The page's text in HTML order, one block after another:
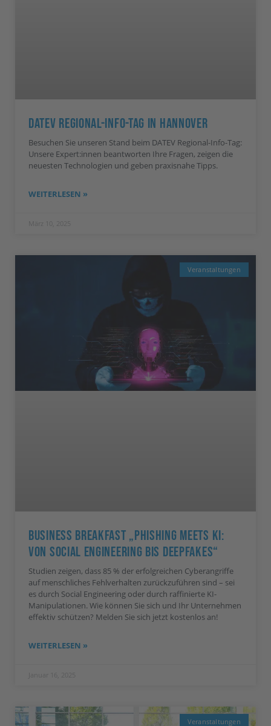
DATEV Regional-Info-Tag In Hannover
Besuchen Sie unseren Stand beim DATEV Regional-Info-Tag:
Unsere Expert:innen beantworten Ihre Fragen, zeigen die
neuesten Technologien und geben praxisnahe Tipps.
WEITERLESEN »
März 10, 2025
Veranstaltungen
Business Breakfast „Phishing Meets KI:
Von Social Engineering Bis Deepfakes“
Studien zeigen, dass 85 % der erfolgreichen Cyberangriffe
auf menschliches Fehlverhalten zurückzuführen sind – sei
es durch Social Engineering oder durch raffinierte KI-
Manipulationen. Wie können Sie sich und Ihr Unternehmen
effektiv schützen? Melden Sie sich jetzt kostenlos an!
WEITERLESEN »
Januar 16, 2025
Veranstaltungen